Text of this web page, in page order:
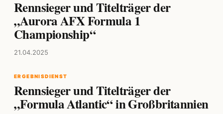
Rennsieger und Titelträger der
„Aurora AFX Formula 1
Championship“
21.04.2025
ERGEBNISDIENST
Rennsieger und Titelträger der
„Formula Atlantic“ in Großbritannien